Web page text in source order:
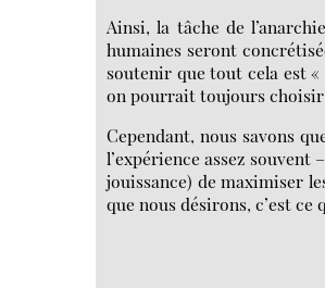
Ainsi, la tâche de
humaines seront
soutenir que tout cela est «
on pourrait toujours choisir
Cependant, nous savons
l’expérience assez
jouissance) de maximiser
que nous désirons, c’est ce